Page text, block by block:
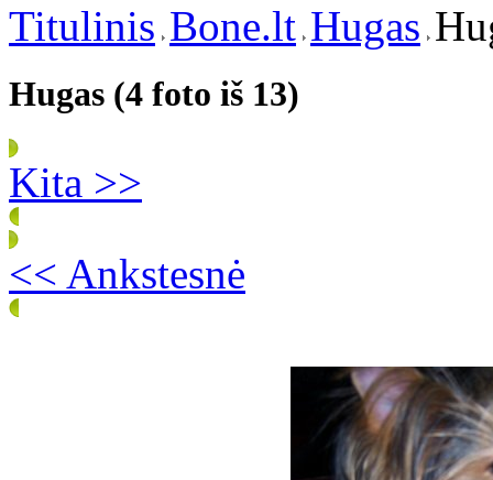
Titulinis Bone.lt Hugas
Hugas (4 foto iš 13)
Kita >>
<< Ankstesnė